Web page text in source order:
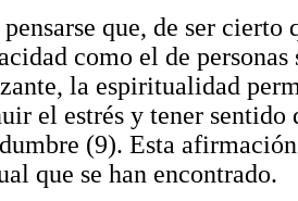
que, de ser cierto
como el de
la espiritualidad
el estrés y tener
(9). Esta
que se han encontrado.